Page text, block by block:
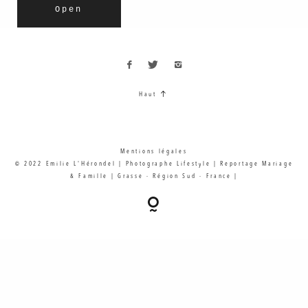
Open
© 2022 Emilie L'Hérondel | Photographe Lifestyle | Reportage Mariage
& Famille | Grasse - Région Sud - France |
Mentions légales
Haut